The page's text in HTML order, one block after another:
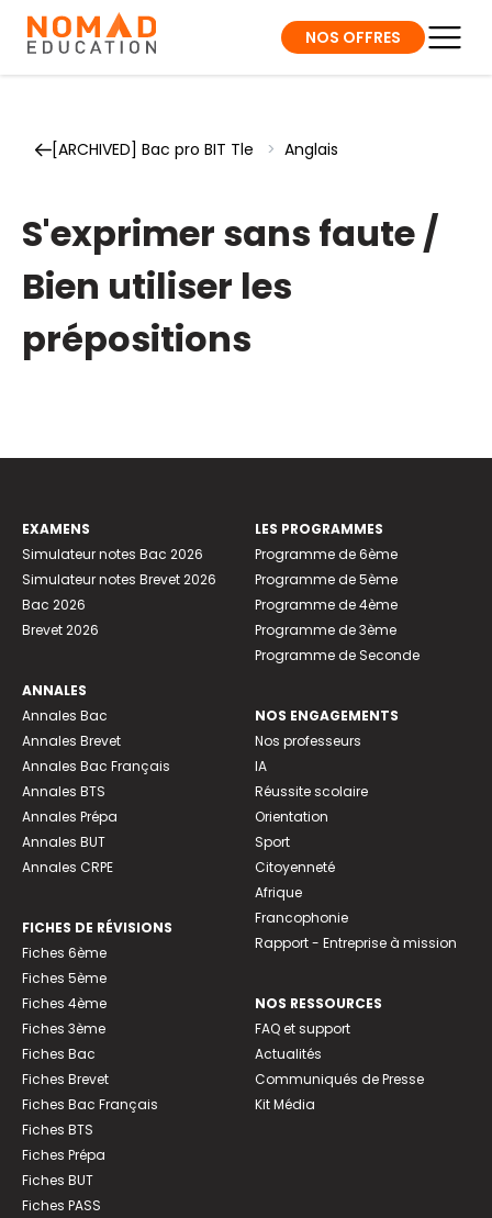
NOS OFFRES
[ARCHIVED] Bac pro BIT Tle > Anglais
S'exprimer sans faute /
Bien utiliser les
prépositions
EXAMENS
Simulateur notes Bac 2026
Simulateur notes Brevet 2026
Bac 2026
Brevet 2026
ANNALES
Annales Bac
Annales Brevet
Annales Bac Français
Annales BTS
Annales Prépa
Annales BUT
Annales CRPE
FICHES DE RÉVISIONS
Fiches 6ème
Fiches 5ème
Fiches 4ème
Fiches 3ème
Fiches Bac
Fiches Brevet
Fiches Bac Français
Fiches BTS
Fiches Prépa
Fiches BUT
Fiches PASS
LES PROGRAMMES
Programme de 6ème
Programme de 5ème
Programme de 4ème
Programme de 3ème
Programme de Seconde
NOS ENGAGEMENTS
Nos professeurs
IA
Réussite scolaire
Orientation
Sport
Citoyenneté
Afrique
Francophonie
Rapport - Entreprise à mission
NOS RESSOURCES
FAQ et support
Actualités
Communiqués de Presse
Kit Média